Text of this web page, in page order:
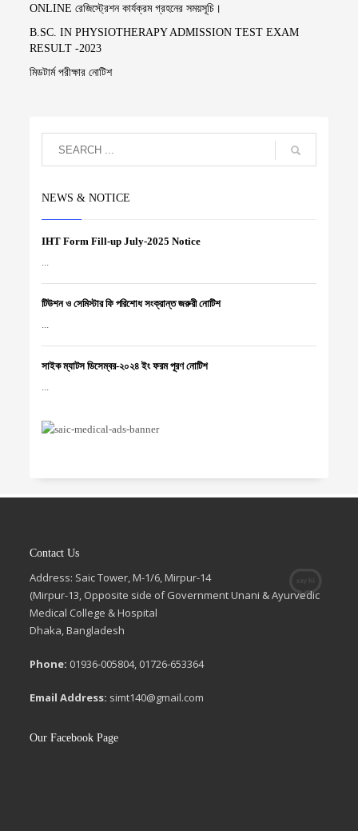
ONLINE রেজিস্ট্রেশন কার্যক্রম গ্রহনের সময়সূচি।
B.SC. IN PHYSIOTHERAPY ADMISSION TEST EXAM
RESULT -2023
মিডটার্ম পরীক্ষার নোটিশ
NEWS & NOTICE
IHT Form Fill-up July-2025 Notice
...
টিউশন ও সেমিস্টার ফি পরিশোধ সংক্রান্ত জরুরী নোটিশ
...
সাইক ম্যাটস ডিসেম্বর-২০২৪ ইং ফরম পূরণ নোটিশ
...
Contact Us
Address: Saic Tower, M-1/6, Mirpur-14
(Mirpur-13, Opposite side of Government Unani & Ayurvedic
Medical College & Hospital
Dhaka, Bangladesh
Phone: 01936-005804, 01726-653364
Email Address: simt140@gmail.com
Our Facebook Page